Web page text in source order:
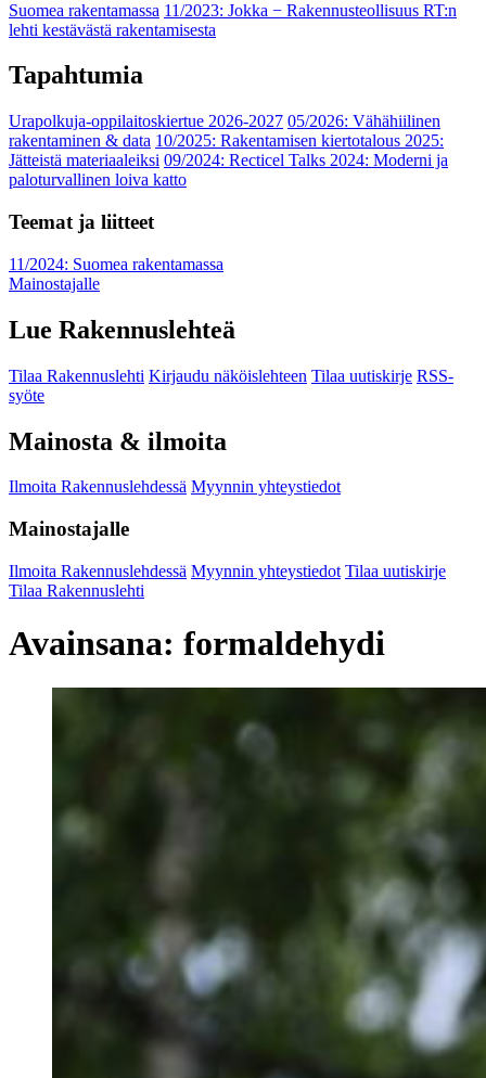
Suomea rakentamassa 11/2023: Jokka − Rakennusteollisuus RT:n
lehti kestävästä rakentamisesta
Tapahtumia
Urapolkuja-oppilaitoskiertue 2026-2027 05/2026: Vähähiilinen
rakentaminen & data 10/2025: Rakentamisen kiertotalous 2025:
Jätteistä materiaaleiksi 09/2024: Recticel Talks 2024: Moderni ja
paloturvallinen loiva katto
Teemat ja liitteet
11/2024: Suomea rakentamassa
Mainostajalle
Lue Rakennuslehteä
Tilaa Rakennuslehti Kirjaudu näköislehteen Tilaa uutiskirje RSS-
syöte
Mainosta & ilmoita
Ilmoita Rakennuslehdessä Myynnin yhteystiedot
Mainostajalle
Ilmoita Rakennuslehdessä Myynnin yhteystiedot Tilaa uutiskirje
Tilaa Rakennuslehti
Avainsana: formaldehydi